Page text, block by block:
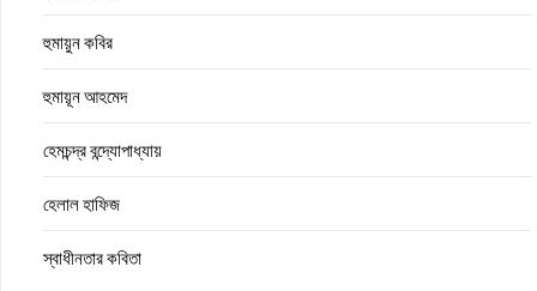
হুমায়ুন কবির
হুমায়ূন আহমেদ
হেমচন্দ্র বন্দ্যোপাধ্যায়
হেলাল হাফিজ
স্বাধীনতার কবিতা